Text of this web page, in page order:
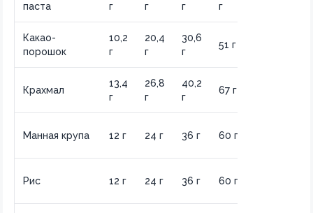
паста
г
г
г
г
Какао-
порошок
10,2
г
20,4
г
30,6
г
51 г
Крахмал
13,4
г
26,8
г
40,2
г
67 г
Манная крупа 12 г 24 г 36 г 60 г
Рис 12 г 24 г 36 г 60 г